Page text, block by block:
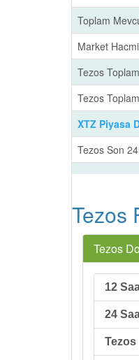
Toplam
Market
Tezos
Tezos
XTZ Piyasa
Tezos Son
Tezos
Tezos
12
24
Tezos